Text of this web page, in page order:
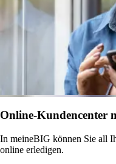
Online-Kundencenter
In meineBIG können Sie all
online erledigen.